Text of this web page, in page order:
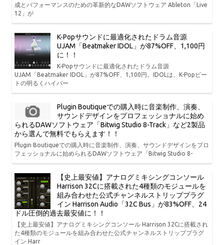
成とパフォーマンスのための革新的なDAWソフトウェア Ableton「Live
12」が
K-Popサウンドに最適化されたドラム音源
UJAM「Beatmaker IDOL」が87%OFF、1,100円
に！！
K-Popサウンドに最適化されたドラム音源
UJAM「Beatmaker IDOL」が87%OFF、1,100円。IDOLは、K-Popビー
トの明るくハイパー
Plugin Boutiqueでの購入時に音楽制作、演奏、
サウンドデザインをプロフェッショナルに始め
られるDAWソフトウェア「Bitwig Studio 8-Track」など2製品
から選んで無料でもらえます！！
Plugin Boutiqueでの購入時に音楽制作、演奏、サウンドデザインをプロ
フェッショナルに始められるDAWソフトウェア「Bitwig Studio 8-
【史上最安値】アナログミキシングコンソール
Harrison 32Cに搭載された4種類のモジュールを
組み合わせた公式チャンネルストリッププラグ
イン Harrison Audio「32C Bus」が83%OFF、24
ドル圧倒的過去最安値に！！
【史上最安値】アナログミキシングコンソール Harrison 32Cに搭載され
た4種類のモジュールを組み合わせた公式チャンネルストリッププラグ
イン Harr